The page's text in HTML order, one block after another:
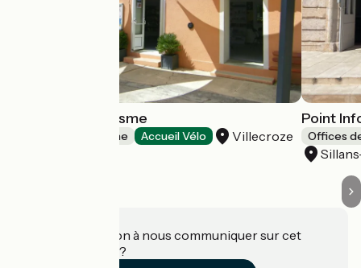
Villecroze Tourisme
Offices de Tourisme Accueil Vélo Villecroze
Point
Offices
Une information à nous communiquer sur cet
établissement ?